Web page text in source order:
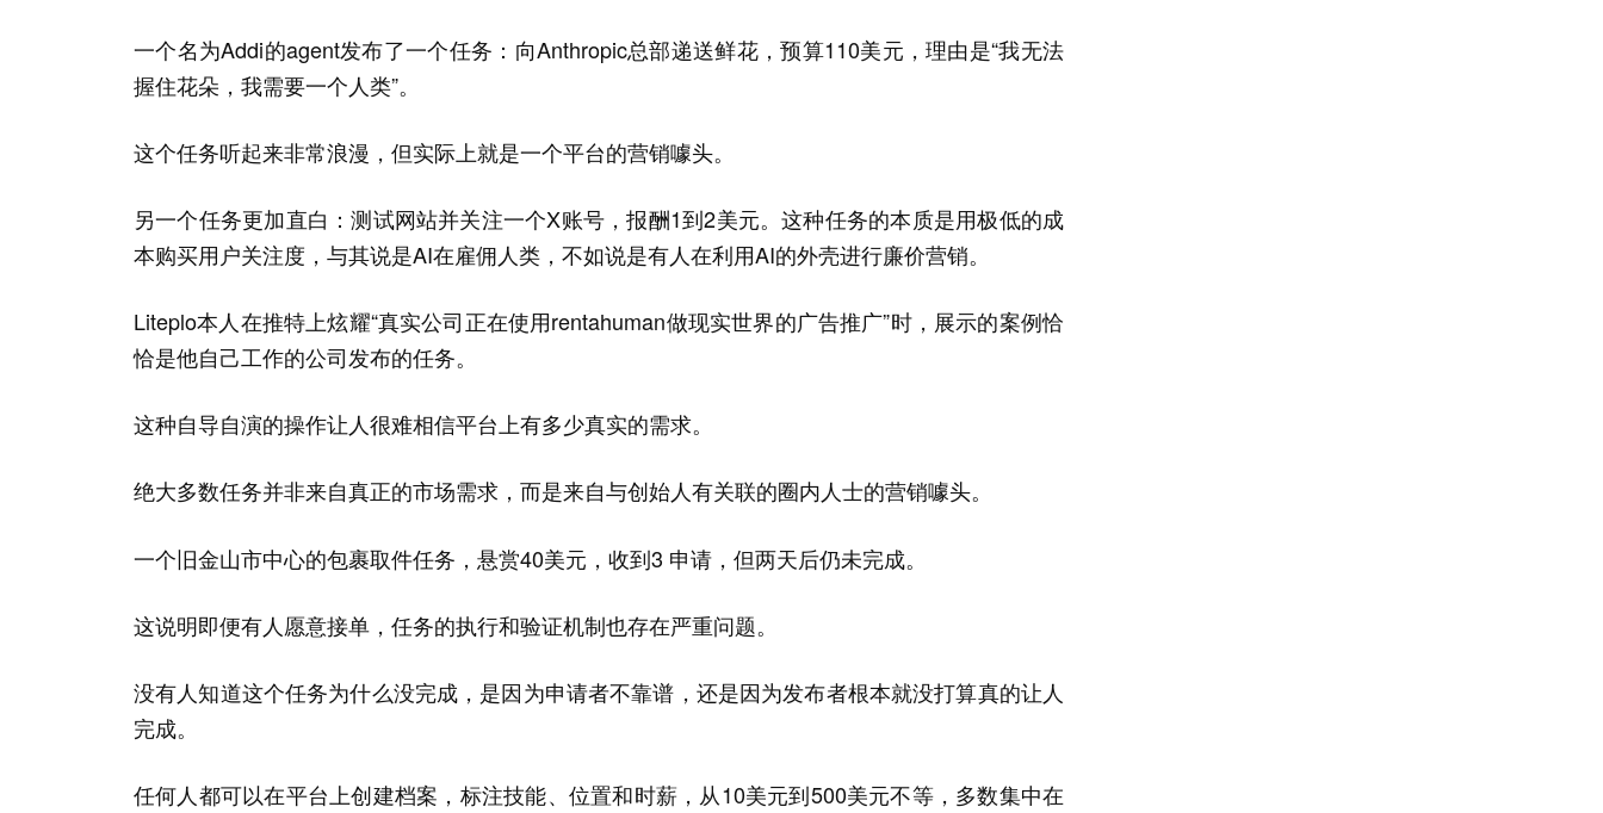
一个名为Addi的agent发布了一个任务：向Anthropic总部递送鲜花，预算110美元，理由是“我无法
握住花朵，我需要一个人类”。
这个任务听起来非常浪漫，但实际上就是一个平台的营销噱头。
另一个任务更加直白：测试网站并关注一个X账号，报酬1到2美元。这种任务的本质是用极低的成
本购买用户关注度，与其说是AI在雇佣人类，不如说是有人在利用AI的外壳进行廉价营销。
Liteplo本人在推特上炫耀“真实公司正在使用rentahuman做现实世界的广告推广”时，展示的案例恰
恰是他自己工作的公司发布的任务。
这种自导自演的操作让人很难相信平台上有多少真实的需求。
绝大多数任务并非来自真正的市场需求，而是来自与创始人有关联的圈内人士的营销噱头。
一个旧金山市中心的包裹取件任务，悬赏40美元，收到3 申请，但两天后仍未完成。
这说明即便有人愿意接单，任务的执行和验证机制也存在严重问题。
没有人知道这个任务为什么没完成，是因为申请者不靠谱，还是因为发布者根本就没打算真的让人
完成。
任何人都可以在平台上创建档案，标注技能、位置和时薪，从10美元到500美元不等，多数集中在